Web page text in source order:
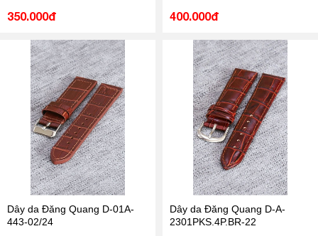
350.000đ 400.000đ
Dây da Đăng Quang D-01A-
443-02/24
Dây da Đăng Quang D-A-
2301PKS.4P.BR-22